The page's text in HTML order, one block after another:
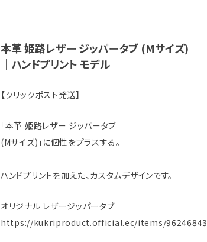
本革 姫路レザー ジッパータブ (Mサイズ)
｜ハンドプリント モデル
【クリックポスト発送】
「本革 姫路レザー ジッパータブ
(Mサイズ)」に個性をプラスする。
ハンドプリントを加えた、カスタムデザインです。
オリジナル レザージッパータブ
https://kukriproduct.official.ec/items/96246843